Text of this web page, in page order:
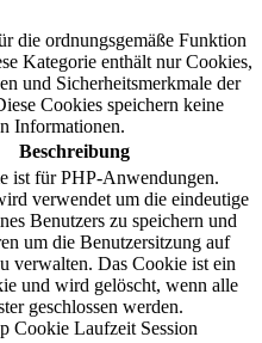
die ordnungsgemäße Funktion
Kategorie enthält nur Cookies,
und Sicherheitsmerkmale der
Cookies speichern keine
Informationen.
Beschreibung
ist für PHP-Anwendungen.
verwendet um die eindeutige
Benutzers zu speichern und
um die Benutzersitzung auf
verwalten. Das Cookie ist ein
und wird gelöscht, wenn alle
geschlossen werden.
Cookie Laufzeit Session